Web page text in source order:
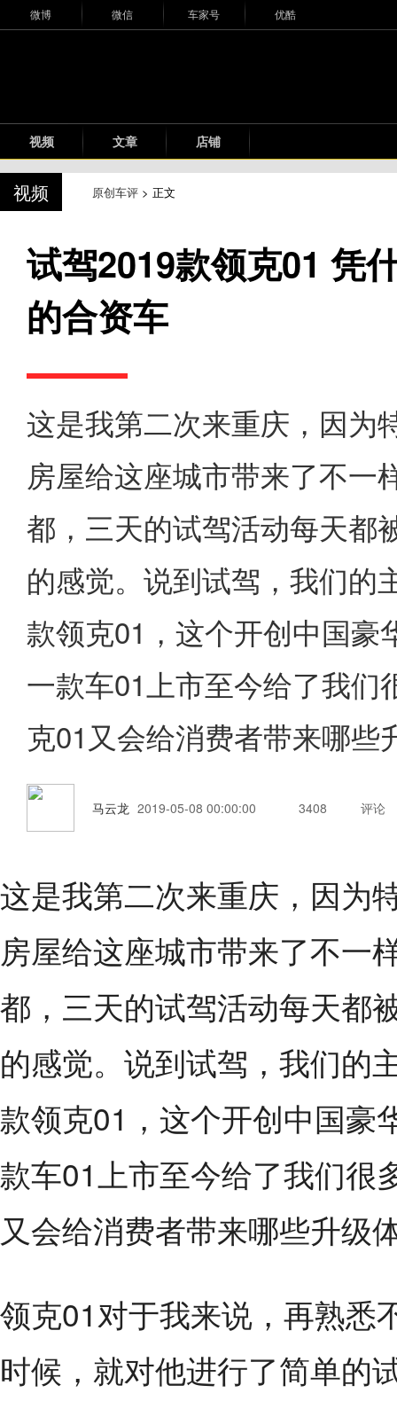
微博 微信 车家号 优酷
视频 文章 店铺
视频 原创车评 > 正文
试驾2019款领克01 凭
的合资车
这是我第二次来重庆，因为
房屋给这座城市带来了不一
都，三天的试驾活动每天都
的感觉。说到试驾，我们的
款领克01，这个开创中国
一款车01上市至今给了我
克01又会给消费者带来哪些
马云龙 2019-05-08 00:00:00 3408 评论
这是我第二次来重庆，因为
房屋给这座城市带来了不一
都，三天的试驾活动每天都
的感觉。说到试驾，我们的
款领克01，这个开创中国豪
款车01上市至今给了我们很
又会给消费者带来哪些升级
领克01对于我来说，再熟悉
时候，就对他进行了简单的